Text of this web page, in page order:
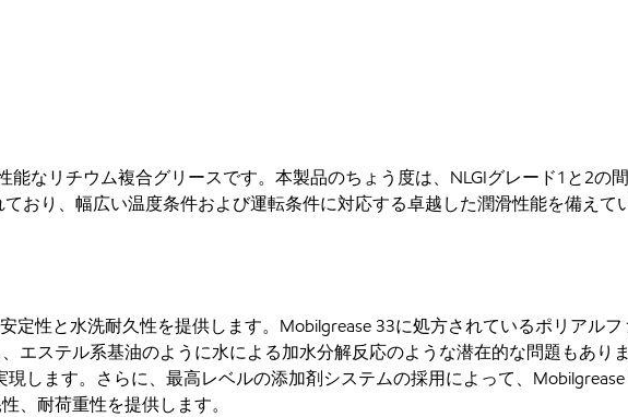
なリチウム複合グリースです。本製品のちょう度は、NLGIグレード1と2の
おり、幅広い温度条件および運転条件に対応する卓越した潤滑性能を備えて
定性と水洗耐久性を提供します。Mobilgrease 33に処方されているポリアル
エステル系基油のように水による加水分解反応のような潜在的な問題もあり
します。さらに、最高レベルの添加剤システムの採用によって、
、耐荷重性を提供します。